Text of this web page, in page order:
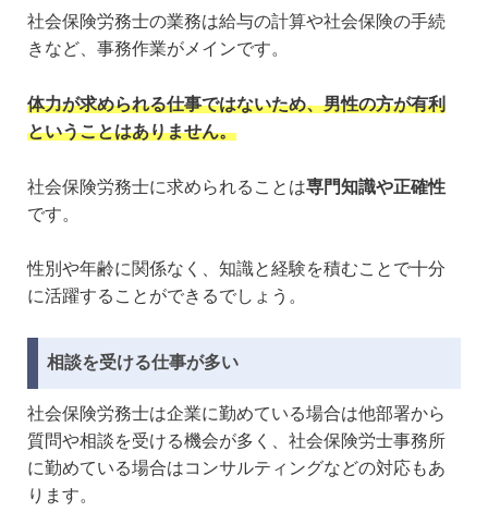
社会保険労務士の業務は給与の計算や社会保険の手続
きなど、事務作業がメインです。
体力が求められる仕事ではないため、男性の方が有利
ということはありません。
社会保険労務士に求められることは専門知識や正確性
です。
性別や年齢に関係なく、知識と経験を積むことで十分
に活躍することができるでしょう。
相談を受ける仕事が多い
社会保険労務士は企業に勤めている場合は他部署から
質問や相談を受ける機会が多く、社会保険労士事務所
に勤めている場合はコンサルティングなどの対応もあ
ります。